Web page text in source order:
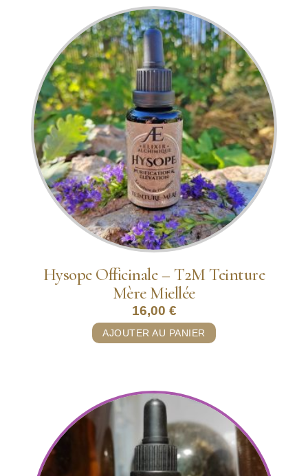
Hysope Officinale – T2M Teinture
Mère Miellée
16,00 €
AJOUTER AU PANIER